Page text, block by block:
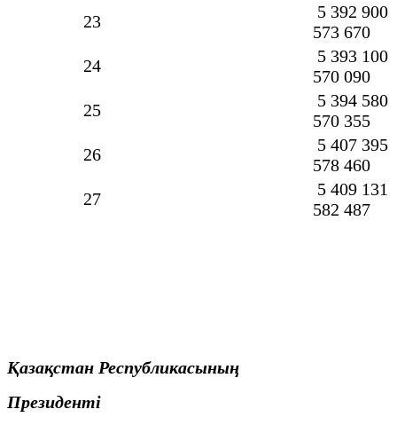
23
5 392 900
573 670
24
5 393 100
570 090
25
5 394 580
570 355
26
5 407 395
578 460
27
5 409 131
582 487
Қазақстан Республикасының
Президенті